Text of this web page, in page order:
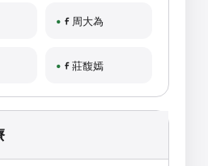
周大為
莊馥嫣